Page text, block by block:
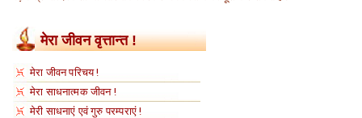
मेरा जीवन वृत्तान्त !
मेरा जीवन परिचय !
मेरा साधनात्मक जीवन !
मेरी साधनाएं एवं गुरु परम्पराएं !